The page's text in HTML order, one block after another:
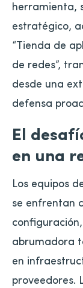
herramienta,
estratégico,
“Tienda de
de redes”,
desde una
defensa
El
en una
Los equipos
se enfrentan
abrumadora
en
proveedores.